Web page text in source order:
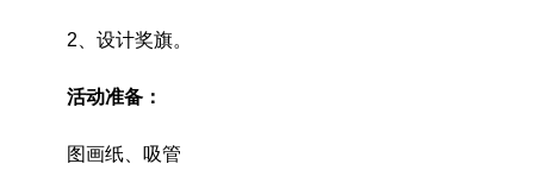
2、设计奖旗。
活动准备：
图画纸、吸管